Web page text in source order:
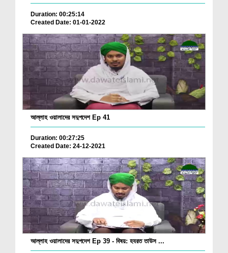
Duration: 00:25:14
Created Date: 01-01-2022
আল্লাহ ওয়ালাদের সদুপদেশ Ep 41
Duration: 00:27:25
Created Date: 24-12-2021
আল্লাহ ওয়ালাদের সদুপদেশ Ep 39 - বিষয়: হযরত তাউস ...